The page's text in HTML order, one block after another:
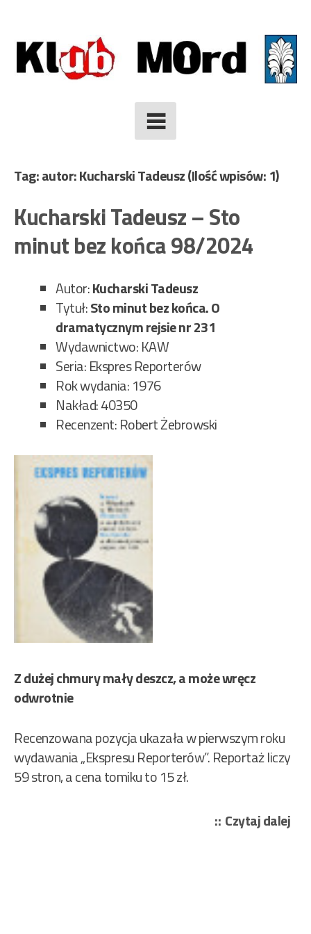
to
content
Tag: autor: Kucharski Tadeusz(Ilość wpisów: 1)
Kucharski Tadeusz – Sto
minut bez końca 98/2024
Autor:Kucharski Tadeusz
Tytuł:Sto minut bez końca. O
dramatycznym rejsie nr 231
Wydawnictwo: KAW
Seria: Ekspres Reporterów
Rok wydania: 1976
Nakład: 40350
Recenzent: Robert Żebrowski
Z dużej chmury mały deszcz, a może wręcz
odwrotnie
Recenzowana pozycja ukazała w pierwszym roku
wydawania „Ekspresu Reporterów”. Reportaż liczy
59 stron, a cena tomiku to 15 zł.
Czytaj dalej